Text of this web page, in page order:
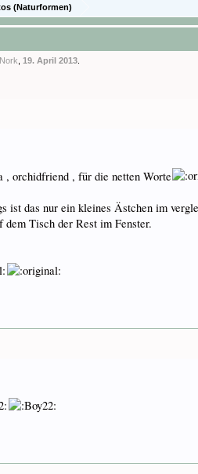
(Naturformen)
Nork ,19. April 2013
orchidfriend , für die netten Worte
das nur ein kleines Ästchen im
Tisch der Rest im Fenster.